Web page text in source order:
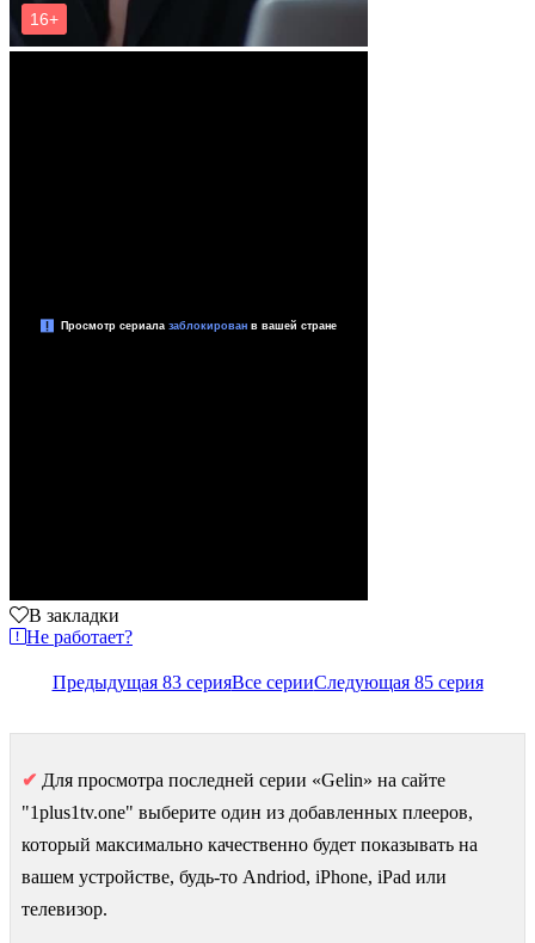
В закладки
Не работает?
Предыдущая 83 серияВсе серииСледующая 85 серия
✔ Для просмотра последней серии «Gelin» на сайте
"1plus1tv.one" выберите один из добавленных плееров,
который максимально качественно будет показывать на
вашем устройстве, будь-то Andriod, iPhone, iPad или
телевизор.